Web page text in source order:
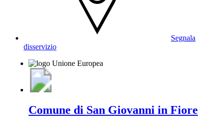
Segnala
disservizio
Comune di San Giovanni in Fiore